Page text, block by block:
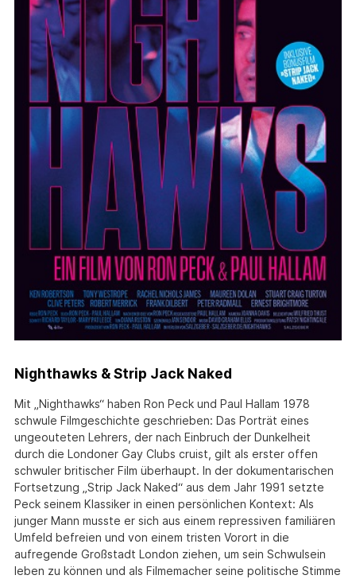
Nighthawks & Strip Jack Naked
Mit „Nighthawks“ haben Ron Peck und Paul Hallam 1978
schwule Filmgeschichte geschrieben: Das Porträt eines
ungeouteten Lehrers, der nach Einbruch der Dunkelheit
durch die Londoner Gay Clubs cruist, gilt als erster offen
schwuler britischer Film überhaupt. In der dokumentarischen
Fortsetzung „Strip Jack Naked“ aus dem Jahr 1991 setzte
Peck seinem Klassiker in einen persönlichen Kontext: Als
junger Mann musste er sich aus einem repressiven familiären
Umfeld befreien und von einem tristen Vorort in die
aufregende Großstadt London ziehen, um sein Schwulsein
leben zu können und als Filmemacher seine politische Stimme